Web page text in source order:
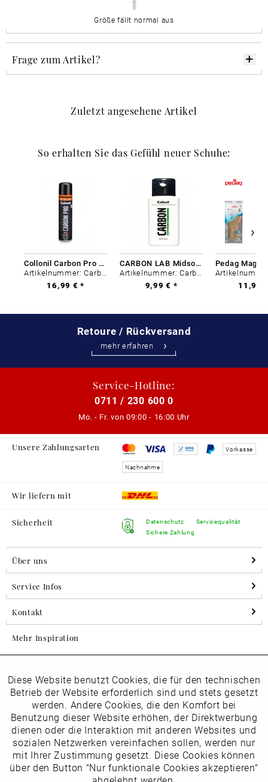
Größe fällt normal aus
Frage zum Artikel?
Zuletzt angesehene Artikel
So erhalten Sie das Gefühl neuer Schuhe:
Collonil Carbon Pro 400 ml
Artikelnummer: Carbon-0
16,99 € *
CARBON LAB Midsole Cleaner
Artikelnummer: Carbon-0
9,99 € *
11,99
Retoure / Rückversand
mehr erfahren
Service-Hotline:
0711 / 230 600 0
Mo. - Fr. von 09:00 - 16:00 Uhr
Unsere Zahlungsarten Vorkasse
Nachnahme
Wir liefern mit
Sicherheit
Datenschutz
Sichere Zahlung
Servicequalität
Über uns
Service Infos
Kontakt
Mehr Inspiration
Folgen Sie uns auf Instagram
horsch_schuhe
Newsletter
Funktionale Aktiv
Marketing Inaktiv
Tracking Inaktiv
Diese Website benutzt Cookies, die für den technischen
Betrieb der Website erforderlich sind und stets gesetzt
werden. Andere Cookies, die den Komfort bei
Benutzung dieser Website erhöhen, der Direktwerbung
dienen oder die Interaktion mit anderen Websites und
sozialen Netzwerken vereinfachen sollen, werden nur
mit Ihrer Zustimmung gesetzt. Diese Cookies können
über den Button "Nur funktionale Cookies akzeptieren"